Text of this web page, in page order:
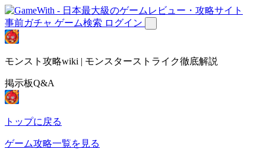
事前ガチャ ゲーム検索 ログイン
モンスト攻略wiki | モンスターストライク徹底解説
掲示板Q&A
トップに戻る
ゲーム攻略一覧を見る